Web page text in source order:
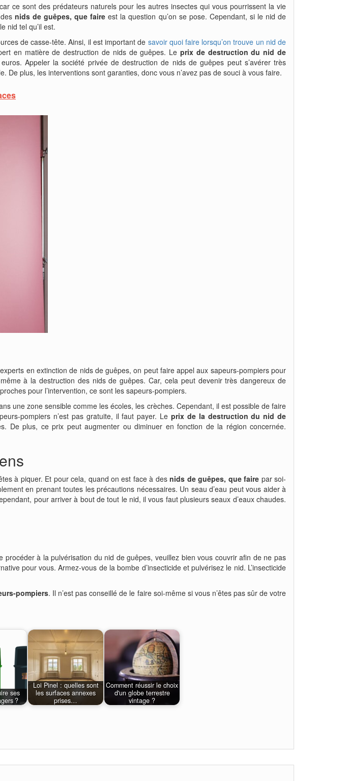
ce sont des prédateurs naturels pour les autres insectes qui vous pourrissent la vie
nids de guêpes, que faire est la question qu’on se pose. Cependant, si le nid de
nid tel qu’il est.
de casse-tête. Ainsi, il est important de savoir quoi faire lorsqu’on trouve un nid de
en matière de destruction de nids de guêpes. Leprix de destruction du nid de
Appeler la société privée de destruction de nids de guêpes peut s’avérer très
plus, les interventions sont garanties, donc vous n’avez pas de souci à vous faire.
en extinction de nids de guêpes, on peut faire appel aux sapeurs-pompiers pour
à la destruction des nids de guêpes. Car, cela peut devenir très dangereux de
pour l’intervention, ce sont les sapeurs-pompiers.
une zone sensible comme les écoles, les crèches. Cependant, il est possible de faire
pompiers n’est pas gratuite, il faut payer. Le prix de la destruction du nid de
De plus, ce prix peut augmenter ou diminuer en fonction de la région concernée.
à piquer. Et pour cela, quand on est face à desnids de guêpes, que faire par soi-
en prenant toutes les précautions nécessaires. Un seau d’eau peut vous aider à
pour arriver à bout de tout le nid, il vous faut plusieurs seaux d’eaux chaudes.
procéder à la pulvérisation du nid de guêpes, veuillez bien vous couvrir afin de ne pas
pour vous. Armez-vous de la bombe d’insecticide et pulvérisez le nid. L’insecticide
pompiers. Il n’est pas conseillé de le faire soi-même si vous n’êtes pas sûr de votre
ses
?
Loi Pinel : quelles sont
les surfaces annexes
prises…
Comment réussir le choix
d'un globe terrestre
vintage ?